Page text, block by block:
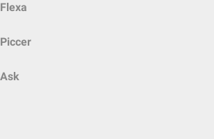
Flexa
Piccer
Ask